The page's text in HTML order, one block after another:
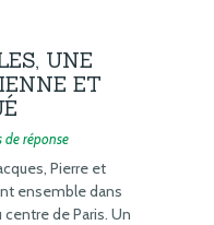
UNE
ET
de réponse
Pierre et
ensemble dans
de Paris. Un